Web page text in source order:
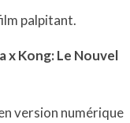
palpitant.
x Kong: Le Nouvel
version numérique